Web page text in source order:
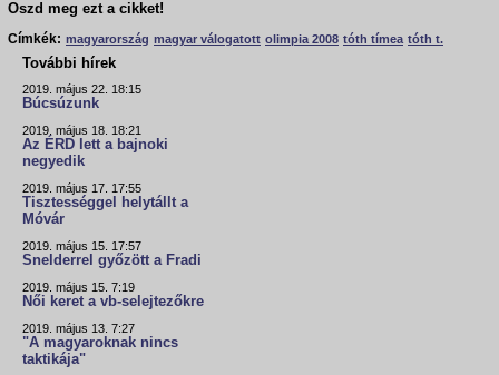
Oszd meg ezt a cikket!
Címkék: magyarország magyar válogatott olimpia 2008 tóth tímea tóth t.
További hírek
2019. május 22. 18:15
Búcsúzunk
2019. május 18. 18:21
Az ÉRD lett a bajnoki
negyedik
2019. május 17. 17:55
Tisztességgel helytállt a
Móvár
2019. május 15. 17:57
Snelderrel győzött a Fradi
2019. május 15. 7:19
Női keret a vb-selejtezőkre
2019. május 13. 7:27
"A magyaroknak nincs
taktikája"